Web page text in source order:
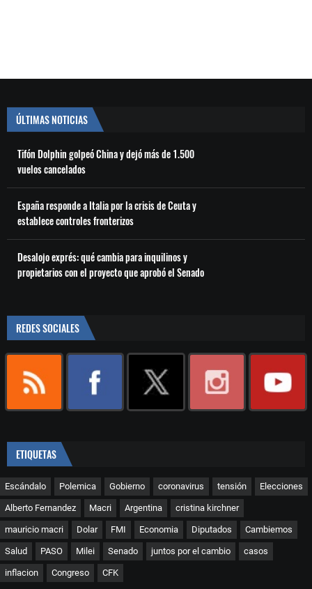
ÚLTIMAS NOTICIAS
Tifón Dolphin golpeó China y dejó más de 1.500
vuelos cancelados
España responde a Italia por la crisis de Ceuta y
establece controles fronterizos
Desalojo exprés: qué cambia para inquilinos y
propietarios con el proyecto que aprobó el Senado
REDES SOCIALES
ETIQUETAS
Escándalo Polemica Gobierno coronavirus tensión Elecciones
Alberto Fernandez Macri Argentina cristina kirchner
mauricio macri Dolar FMI Economia Diputados Cambiemos
Salud PASO Milei Senado juntos por el cambio casos
inflacion Congreso CFK